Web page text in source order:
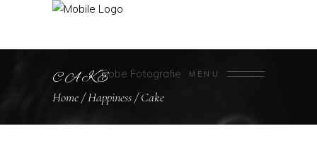
Sobe Fotografie MENU
CAKE
Home/Happiness/Cake